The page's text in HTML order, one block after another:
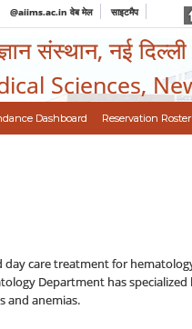
@aiims.ac.in वेब मेल साइटमैप
संस्थान, नई दिल्ली
Sciences,
Dashboard Reservation Roster
care treatment for
Department has
and anemias.